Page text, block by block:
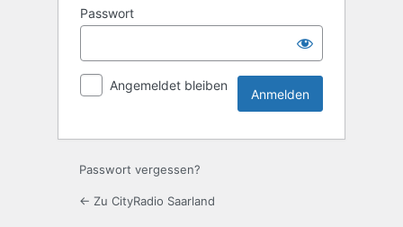
Passwort
Angemeldet bleiben
Passwort vergessen?
← Zu CityRadio Saarland